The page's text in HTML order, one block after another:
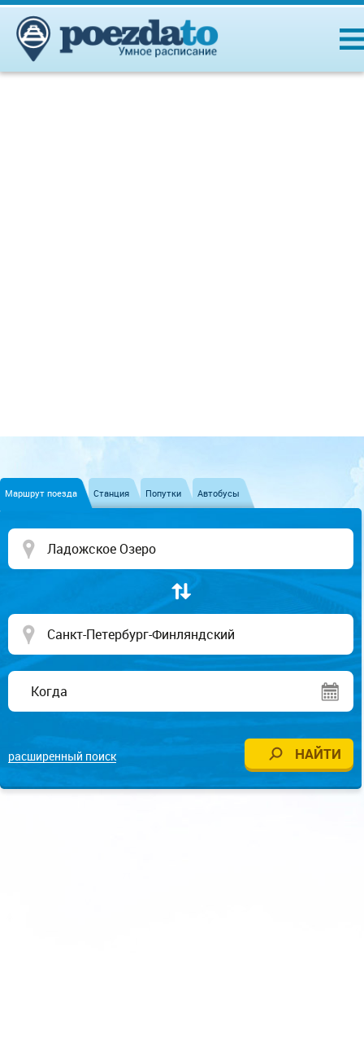
Маршрут поезда Станция Попутки Автобусы
расширенный поиск